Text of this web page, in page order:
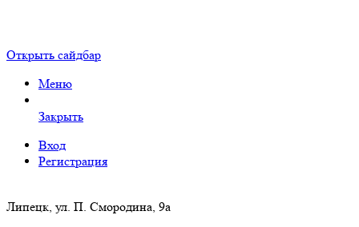
Открыть сайдбар
Меню
Закрыть
Вход
Регистрация
Липецк, ул. П. Смородина, 9а